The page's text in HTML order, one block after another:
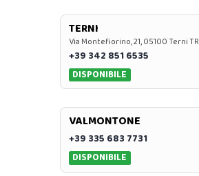
TERNI
Via Montefiorino, 21, 05100 Terni TR
+39 342 851 6535
DISPONIBILE
VALMONTONE
+39 335 683 7731
DISPONIBILE